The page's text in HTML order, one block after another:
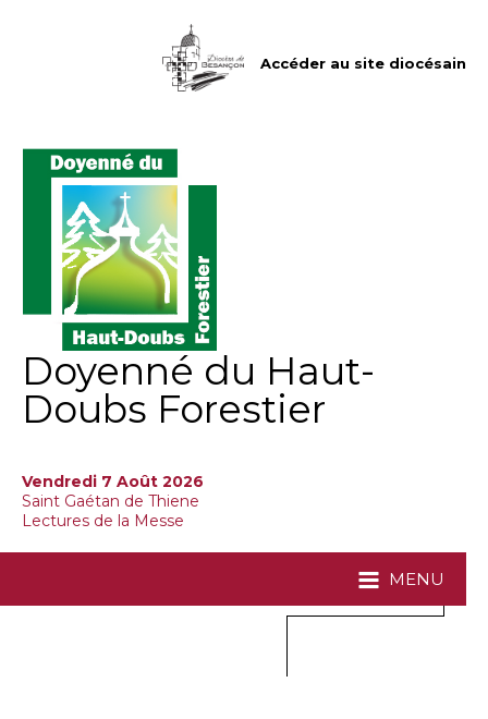
Accéder au site diocésain
Doyenné du Haut-
Doubs Forestier
Vendredi 7 Août 2026
Saint Gaétan de Thiene
Lectures de la Messe
MENU